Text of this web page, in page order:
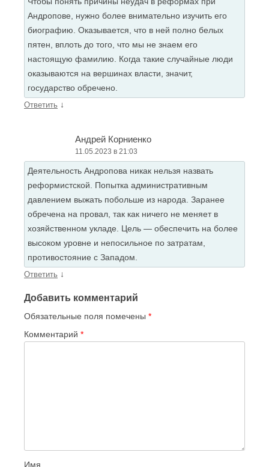
Андропове, нужно более внимательно изучить его
биографию. Оказывается, что в ней полно белых
пятен, вплоть до того, что мы не знаем его
настоящую фамилию. Когда такие случайные люди
оказываются на вершинах власти, значит,
государство обречено.
Ответить ↓
Андрей Корниенко
11.05.2023 в 21:03
Деятельность Андропова никак нельзя назвать
реформистской. Попытка административным
давлением выжать побольше из народа. Заранее
обречена на провал, так как ничего не меняет в
хозяйственном укладе. Цель — обеспечить на более
высоком уровне и непосильное по затратам,
противостояние с Западом.
Ответить ↓
Добавить комментарий
Обязательные поля помечены *
Комментарий *
Имя